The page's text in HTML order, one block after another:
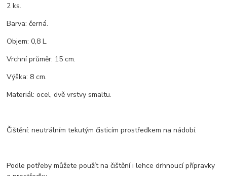
2 ks.
Barva: černá.
Objem: 0,8 L.
Vrchní průměr: 15 cm.
Výška: 8 cm.
Materiál: ocel, dvě vrstvy smaltu.
Čištění: neutrálním tekutým čisticím prostředkem na nádobí.
Podle potřeby můžete použít na čištění i lehce drhnoucí přípravky